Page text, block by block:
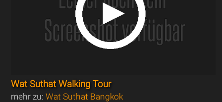
Wat Suthat Walking Tour
mehr zu:Wat Suthat Bangkok